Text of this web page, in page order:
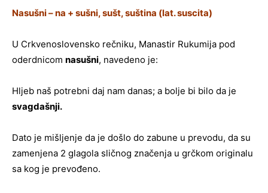
Nasušni – na + sušni, sušt, suština (lat. suscita)
U Crkvenoslovensko rečniku, Manastir Rukumija pod
oderdnicom nasušni, navedeno je:
Hljeb naš potrebni daj nam danas; a bolje bi bilo da je
svagdašnji.
Dato je mišljenje da je došlo do zabune u prevodu, da su
zamenjena 2 glagola sličnog značenja u grčkom originalu
sa kog je prevođeno.